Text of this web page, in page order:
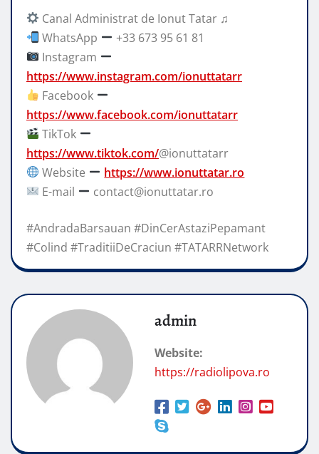
Canal Administrat de Ionut Tatar ♫
WhatsApp
+33 673 95 61 81
Instagram
https://www.instagram.com/ionuttatarr
Facebook
https://www.facebook.com/ionuttatarr
TikTok
https://www.tiktok.com/@ionuttatarr
Website
https://www.ionuttatar.ro
E-mail
contact@ionuttatar.ro
#AndradaBarsauan #DinCerAstaziPepamant
#Colind #TraditiiDeCraciun #TATARRNetwork
admin
Website:
https://radiolipova.ro